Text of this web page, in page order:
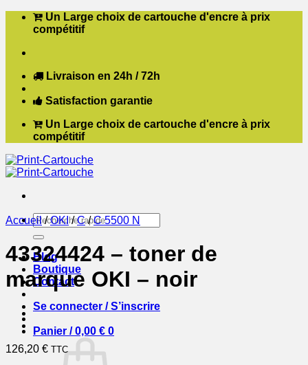
Passer Un Large choix de cartouche d'encre à prix
compétitif
Livraison en 24h / 72h
Satisfaction garantie
Un Large choix de cartouche d'encre à prix
compétitif
Recherche
pour :
Blog
Boutique
Contact
Se connecter / S’inscrire
Panier /0,00 € 0
Accueil / OKI / C / C 5500 N
43324424 – toner de
marque OKI – noir
126,20 € TTC